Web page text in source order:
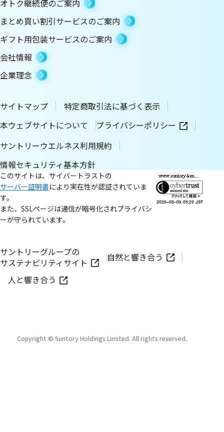
オトク継続便のご案内
まとめ買い割引サービスのご案内
ギフト用包装サービスのご案内
会社情報
企業理念
サイトマップ
特定商取引法に基づく表示
本ウェブサイトについて
プライバシーポリシー
サントリーウエルネス利用規約
情報セキュリティ基本方針
このサイトは、サイバートラストの
サーバー証明書により実在性が認証されていま
す。
また、SSLページは通信が暗号化されプライバシ
ーが守られています。
サントリーグループの
サステナビリティサイト
自然と響き合う
人と響き合う
Copyright © Suntory Holdings Limited. All rights reserved.